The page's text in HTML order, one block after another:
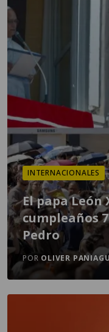
INTERNACIONALES
El papa León
cumpleaños
Pedro
POR OLIVER